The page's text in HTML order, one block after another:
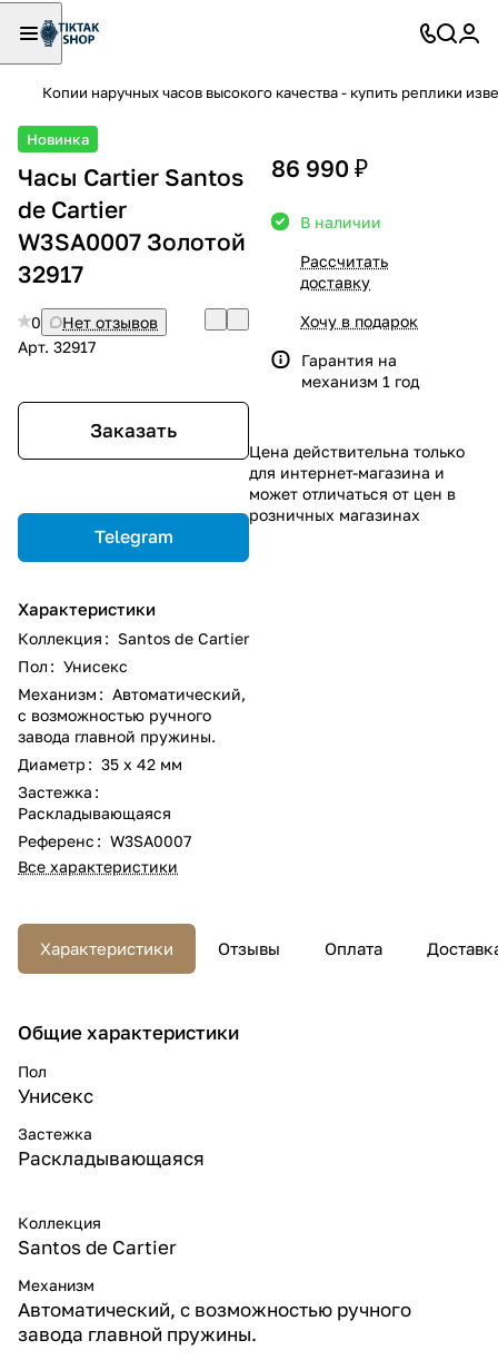
Копии наручных часов высокого качества - купить реплики
Новинка
Часы Cartier Santos
de Cartier
W3SA0007 Золотой
32917
0
Нет отзывов
Арт. 32917
Заказать
Telegram
Характеристики
Коллекция : Santos de Cartier
Пол : Унисекс
Механизм : Автоматический,
с возможностью ручного
завода главной пружины.
Диаметр : 35 х 42 мм
Застежка :
Раскладывающаяся
Референс : W3SA0007
Все характеристики
86 990 ₽
В наличии
Рассчитать
доставку
Хочу в подарок
Гарантия на
механизм 1 год
Цена действительна только
для интернет-магазина и
может отличаться от цен в
розничных магазинах
Характеристики Отзывы Оплата
Общие характеристики
Пол
Унисекс
Застежка
Раскладывающаяся
Коллекция
Santos de Cartier
Механизм
Автоматический, с возможностью ручного
завода главной пружины.